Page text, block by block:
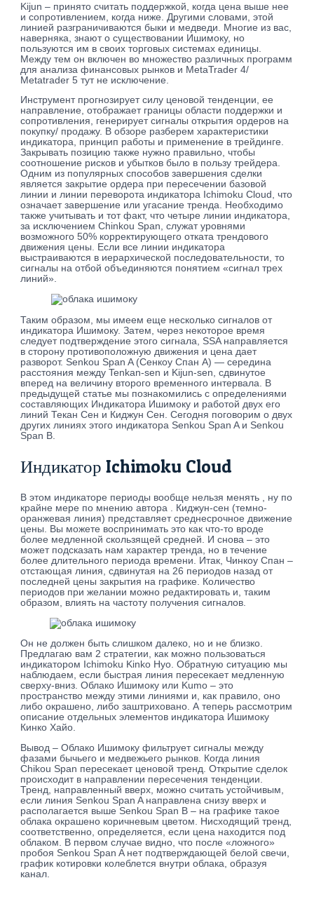
Kijun – принято считать поддержкой, когда цена выше нее
и сопротивлением, когда ниже. Другими словами, этой
линией разграничиваются быки и медведи. Многие из вас,
наверняка, знают о существовании Ишимоку, но
пользуются им в своих торговых системах единицы.
Между тем он включен во множество различных программ
для анализа финансовых рынков и MetaTrader 4/
Metatrader 5 тут не исключение.
Инструмент прогнозирует силу ценовой тенденции, ее
направление, отображает границы области поддержки и
сопротивления, генерирует сигналы открытия ордеров на
покупку/ продажу. В обзоре разберем характеристики
индикатора, принцип работы и применение в трейдинге.
Закрывать позицию также нужно правильно, чтобы
соотношение рисков и убытков было в пользу трейдера.
Одним из популярных способов завершения сделки
является закрытие ордера при пересечении базовой
линии и линии переворота индикатора Ichimoku Cloud, что
означает завершение или угасание тренда. Необходимо
также учитывать и тот факт, что четыре линии индикатора,
за исключением Chinkou Span, служат уровнями
возможного 50% корректирующего отката трендового
движения цены. Если все линии индикатора
выстраиваются в иерархической последовательности, то
сигналы на отбой объединяются понятием «сигнал трех
линий».
Таким образом, мы имеем еще несколько сигналов от
индикатора Ишимоку. Затем, через некоторое время
следует подтверждение этого сигнала, SSA направляется
в сторону противоположную движения и цена дает
разворот. Senkou Span A (Сенкоу Спан А) — середина
расстояния между Tenkan-sen и Kijun-sen, сдвинутое
вперед на величину второго временного интервала. В
предыдущей статье мы познакомились с определениями
составляющих Индикатора Ишимоку и работой двух его
линий Текан Сен и Киджун Сен. Сегодня поговорим о двух
других линиях этого индикатора Senkou Span A и Senkou
Span B.
Индикатор Ichimoku Cloud
В этом индикаторе периоды вообще нельзя менять , ну по
крайне мере по мнению автора . Киджун-сен (темно-
оранжевая линия) представляет среднесрочное движение
цены. Вы можете воспринимать это как что-то вроде
более медленной скользящей средней. И снова – это
может подсказать нам характер тренда, но в течение
более длительного периода времени. Итак, Чинкоу Спан –
отстающая линия, сдвинутая на 26 периодов назад от
последней цены закрытия на графике. Количество
периодов при желании можно редактировать и, таким
образом, влиять на частоту получения сигналов.
Он не должен быть слишком далеко, но и не близко.
Предлагаю вам 2 стратегии, как можно пользоваться
индикатором Ichimoku Kinko Hyo. Обратную ситуацию мы
наблюдаем, если быстрая линия пересекает медленную
сверху-вниз. Облако Ишимоку или Kumo – это
пространство между этими линиями и, как правило, оно
либо окрашено, либо заштриховано. А теперь рассмотрим
описание отдельных элементов индикатора Ишимоку
Кинко Хайо.
Вывод – Облако Ишимоку фильтрует сигналы между
фазами бычьего и медвежьего рынков. Когда линия
Chikou Span пересекает ценовой тренд. Открытие сделок
происходит в направлении пересечения тенденции.
Тренд, направленный вверх, можно считать устойчивым,
если линия Senkou Span A направлена снизу вверх и
располагается выше Senkou Span B – на графике такое
облака окрашено коричневым цветом. Нисходящий тренд,
соответственно, определяется, если цена находится под
облаком. В первом случае видно, что после «ложного»
пробоя Senkou Span A нет подтверждающей белой свечи,
график котировки колеблется внутри облака, образуя
канал.